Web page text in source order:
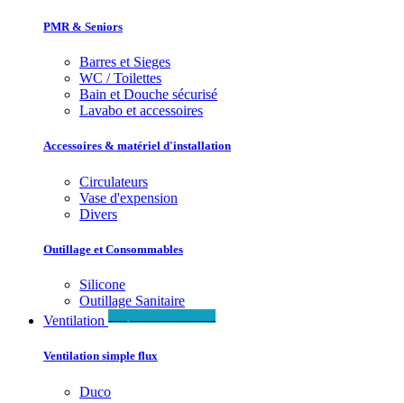
PMR & Seniors
Barres et Sieges
WC / Toilettes
Bain et Douche sécurisé
Lavabo et accessoires
Accessoires & matériel d'installation
Circulateurs
Vase d'expension
Divers
Outillage et Consommables
Silicone
Outillage Sanitaire
Ventilation
Ventilation simple flux
Duco